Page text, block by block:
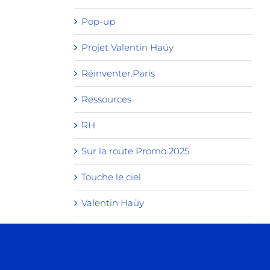
Pop-up
Projet Valentin Haüy
Réinventer.Paris
Ressources
RH
Sur la route Promo 2025
Touche le ciel
Valentin Haüy